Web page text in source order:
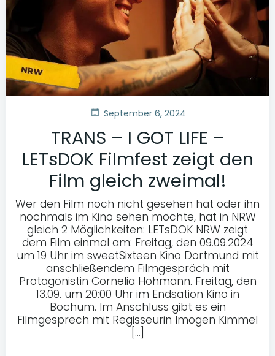
September 6, 2024
TRANS – I GOT LIFE –
LETsDOK Filmfest zeigt den
Film gleich zweimal!
Wer den Film noch nicht gesehen hat oder ihn
nochmals im Kino sehen möchte, hat in NRW
gleich 2 Möglichkeiten: LETsDOK NRW zeigt
dem Film einmal am: Freitag, den 09.09.2024
um 19 Uhr im sweetSixteen Kino Dortmund mit
anschließendem Filmgespräch mit
Protagonistin Cornelia Hohmann. Freitag, den
13.09. um 20:00 Uhr im Endsation Kino in
Bochum. Im Anschluss gibt es ein
Filmgesprech mit Regisseurin Imogen Kimmel
[…]